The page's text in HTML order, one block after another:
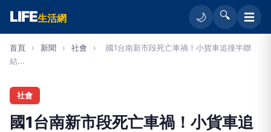
LIFE生活網 🌙 🔍 ☰
首頁 › 新聞 › 社會 ›
國1台南新市段死亡車禍！小貨車追撞半聯
結...
社會
國1台南新市段死亡車禍！小貨車追